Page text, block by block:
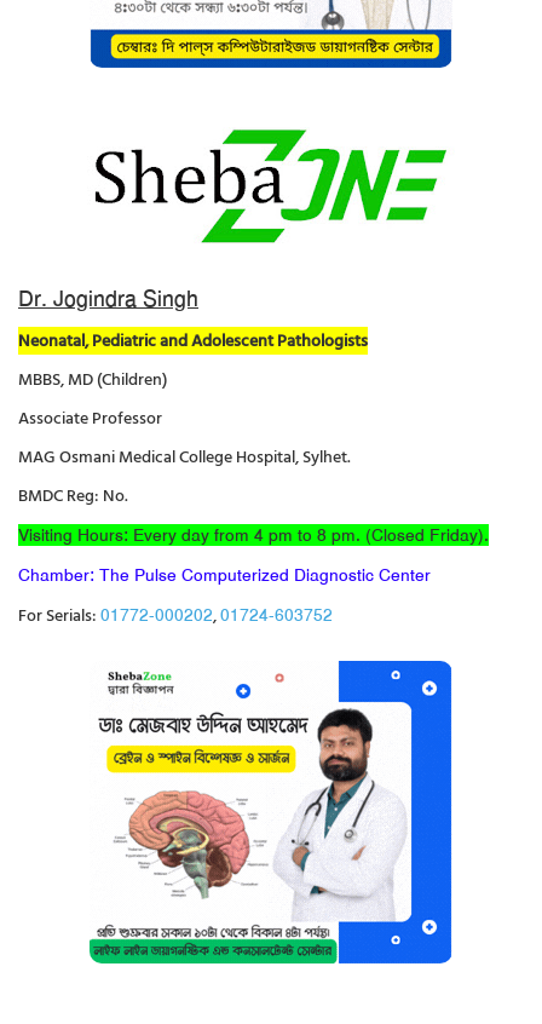
Dr. Jogindra Singh
Neonatal, Pediatric and Adolescent Pathologists
MBBS, MD (Children)
Associate Professor
MAG Osmani Medical College Hospital, Sylhet.
BMDC Reg: No.
Visiting Hours: Every day from 4 pm to 8 pm. (Closed Friday).
Chamber: The Pulse Computerized Diagnostic Center
For Serials: 01772-000202,01724-603752